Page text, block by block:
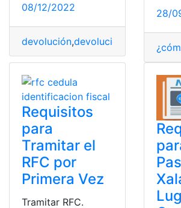
08/12/2022
devolución,devolución del iva
28/
Requisitos
para
Tramitar el
RFC por
Primera Vez
Tramitar RFC.